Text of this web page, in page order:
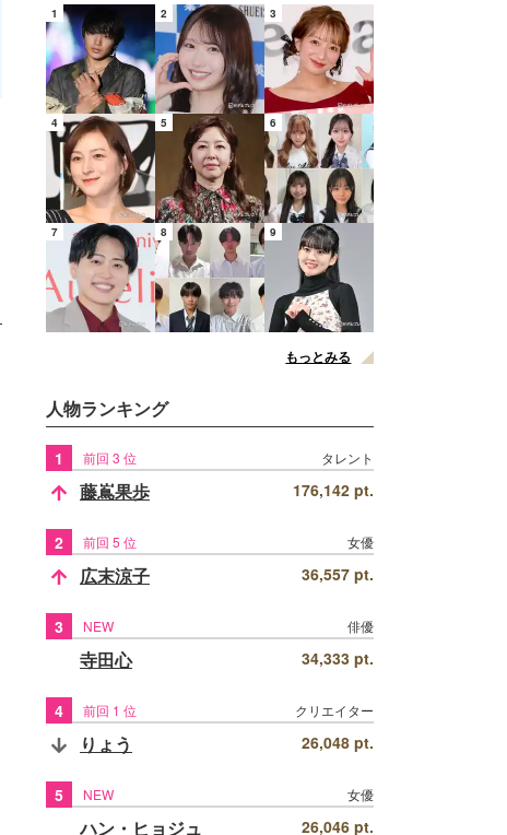
1 2 3
4 5 6
7 8 9
もっとみる
人物ランキング
1 前回 3 位 タレント
藤嶌果歩 176,142 pt.
2 前回 5 位 女優
広末涼子 36,557 pt.
3 NEW 俳優
寺田心 34,333 pt.
4 前回 1 位 クリエイター
りょう 26,048 pt.
5 NEW 女優
ハン・ヒョジュ 26,046 pt.